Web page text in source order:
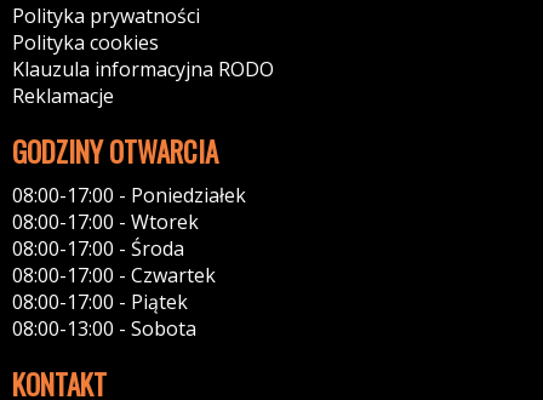
Polityka prywatności
Polityka cookies
Klauzula informacyjna RODO
Reklamacje
GODZINY OTWARCIA
08:00-17:00 - Poniedziałek
08:00-17:00 - Wtorek
08:00-17:00 - Środa
08:00-17:00 - Czwartek
08:00-17:00 - Piątek
08:00-13:00 - Sobota
KONTAKT